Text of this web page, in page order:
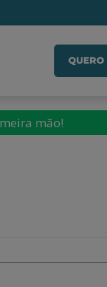
QUERO
mão!